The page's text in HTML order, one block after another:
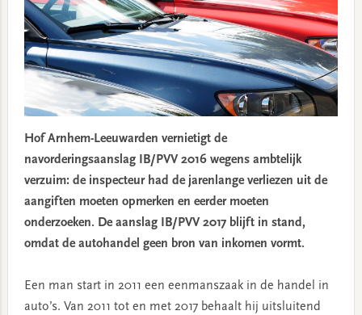
Hof Arnhem-Leeuwarden vernietigt de
navorderingsaanslag IB/PVV 2016 wegens ambtelijk
verzuim: de inspecteur had de jarenlange verliezen uit de
aangiften moeten opmerken en eerder moeten
onderzoeken. De aanslag IB/PVV 2017 blijft in stand,
omdat de autohandel geen bron van inkomen vormt.
Een man start in 2011 een eenmanszaak in de handel in
auto’s. Van 2011 tot en met 2017 behaalt hij uitsluitend